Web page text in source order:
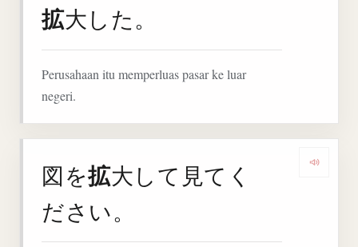
拡大した。
Perusahaan itu memperluas pasar ke luar
negeri.
図を拡大して見てく
ださい。